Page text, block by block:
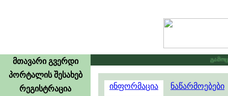
მთავარი გვერდი
პორტალის შესახებ
რეგისტრაცია
ინფორმაცია ნაწარმოებები